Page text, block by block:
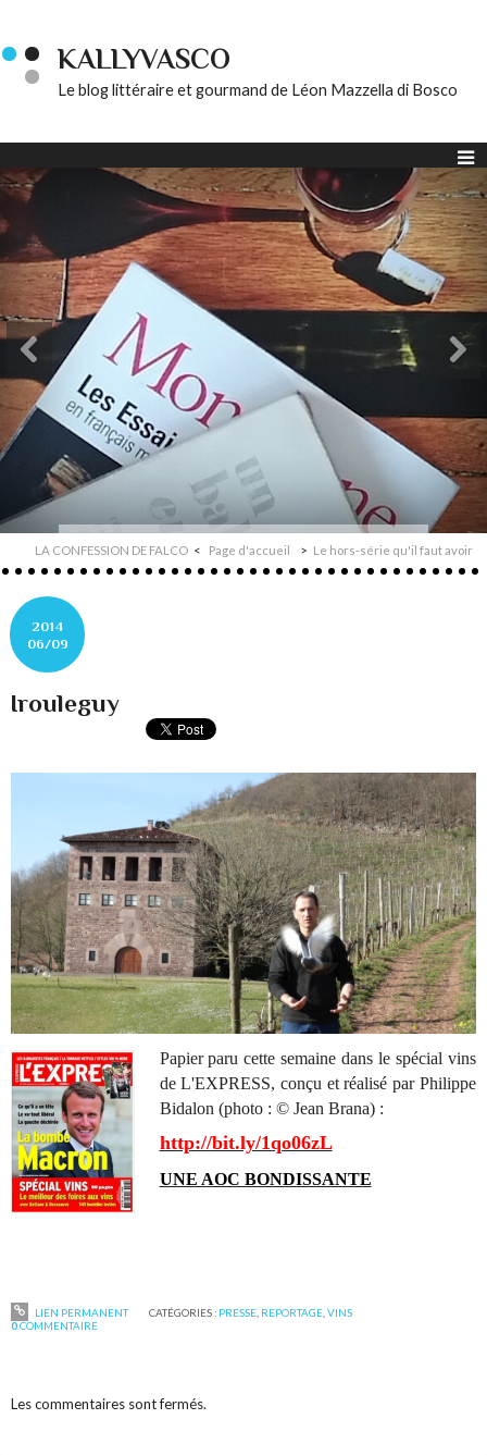
KALLYVASCO
Le blog littéraire et gourmand de Léon Mazzella di Bosco
LA CONFESSION DE FALCO Page d'accueil Le hors-série qu'il faut avoir
2014
06/09
Irouleguy
Papier paru cette semaine dans le spécial vins
de L'EXPRESS, conçu et réalisé par Philippe
Bidalon (photo : © Jean Brana) :
http://bit.ly/1qo06zL
UNE AOC BONDISSANTE
LIEN PERMANENT CATÉGORIES : PRESSE, REPORTAGE, VINS
0COMMENTAIRE
Les commentaires sont fermés.